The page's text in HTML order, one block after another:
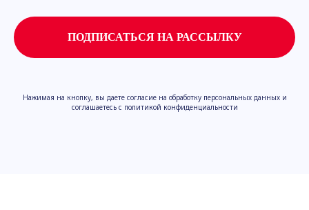
ПОДПИСАТЬСЯ НА РАССЫЛКУ
Нажимая на кнопку, вы даете согласие на обработку персональных данных и
соглашаетесь с политикой конфиденциальности